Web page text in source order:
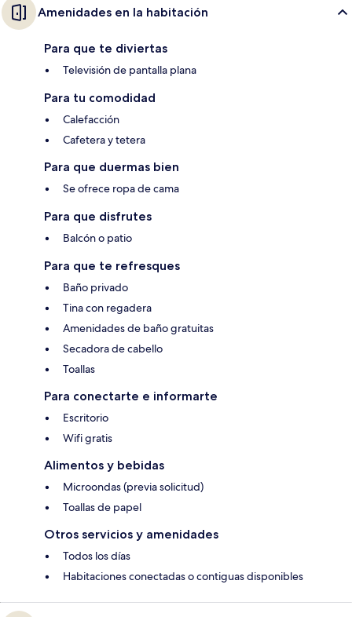
Amenidades en la habitación
Para que te diviertas
Televisión de pantalla plana
Para tu comodidad
Calefacción
Cafetera y tetera
Para que duermas bien
Se ofrece ropa de cama
Para que disfrutes
Balcón o patio
Para que te refresques
Baño privado
Tina con regadera
Amenidades de baño gratuitas
Secadora de cabello
Toallas
Para conectarte e informarte
Escritorio
Wifi gratis
Alimentos y bebidas
Microondas (previa solicitud)
Toallas de papel
Otros servicios y amenidades
Todos los días
Habitaciones conectadas o contiguas disponibles